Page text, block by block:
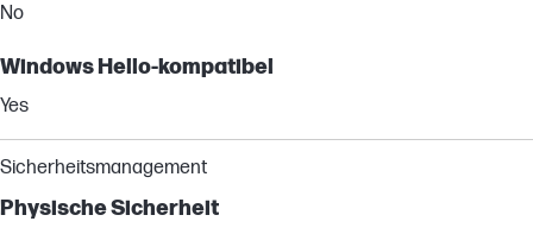
No
Windows Hello-kompatibel
Yes
Sicherheitsmanagement
Physische Sicherheit